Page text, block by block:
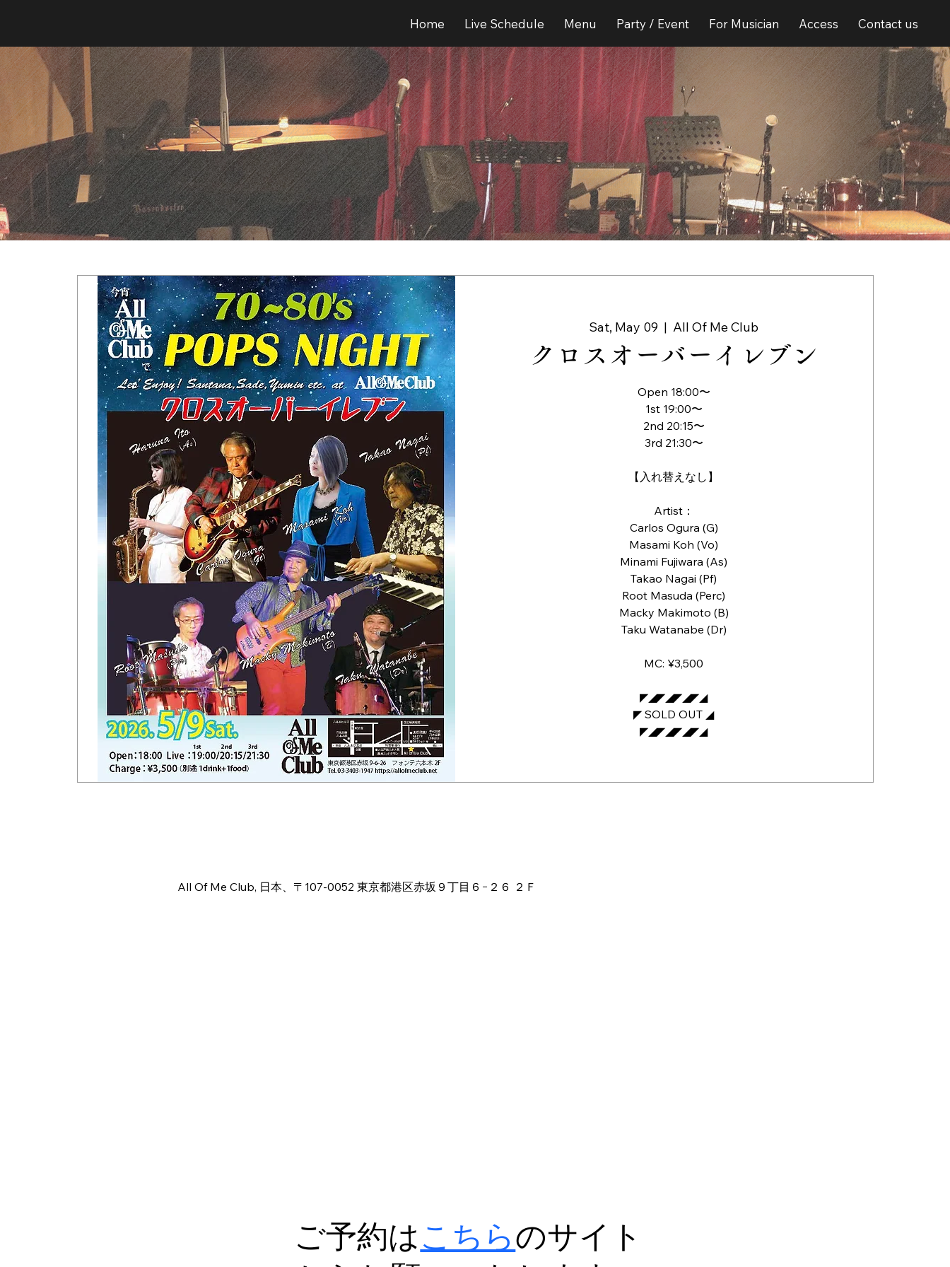
Home Live Schedule Menu Party / Event For Musician Access Contact us
ご予約はこちらのサイト
Sat, May 09
  |
All Of Me Club
クロスオーバーイレブン
Open 18:00〜
1st 19:00〜
2nd 20:15〜
3rd 21:30〜
【入れ替えなし】
Artist：
Carlos Ogura (G)
Masami Koh (Vo)
Minami Fujiwara (As)
Takao Nagai (Pf)
Root Masuda (Perc)
Macky Makimoto (B)
Taku Watanabe (Dr)
MC: ¥3,500
◤◢◤◢◤◢◤◢
◤ SOLD OUT ◢
◤◢◤◢◤◢◤◢
All Of Me Club, 日本、〒107-0052 東京都港区赤坂９丁目６−２６ ２Ｆ